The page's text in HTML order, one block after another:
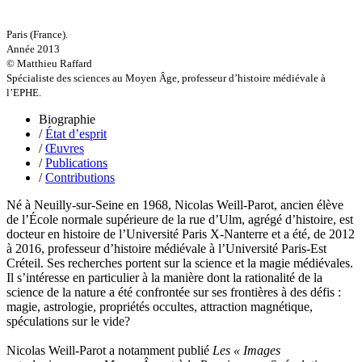
Thevenet Jacqueline
Touboul Marion
Troussier Virginie
Tuilier Romain
Tulane Fabrice
Tzapoff Antoine
Ujfalvy-Bourdon Marie de
Valéry Philippe
Valentin Jean-Pierre
Valverde Benjamin
Vayron Isabelle
Vayron Xavier
Vera Siphay
Victor Daphné
Victor Paul-Émile
Victor Stéphane
Villemagne François-Xavier de
Paris (France).
Année 2013
© Matthieu Raffard
Spécialiste des sciences au Moyen Âge, professeur d’histoire médiévale à
l’EPHE.
Biographie
/État d’esprit
/Œuvres
/Publications
/Contributions
Né à Neuilly-sur-Seine en 1968, Nicolas Weill-Parot, ancien élève
de l’École normale supérieure de la rue d’Ulm, agrégé d’histoire, est
docteur en histoire de l’Université Paris X-Nanterre et a été, de 2012
à 2016, professeur d’histoire médiévale à l’Université Paris-Est
Créteil. Ses recherches portent sur la science et la magie médiévales.
Il s’intéresse en particulier à la manière dont la rationalité de la
science de la nature a été confrontée sur ses frontières à des défis :
magie, astrologie, propriétés occultes, attraction magnétique,
spéculations sur le vide?
Nicolas Weill-Parot a notamment publié Les « Images